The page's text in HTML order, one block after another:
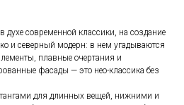
в духе современной классики, на создание
и северный модерн: в нем угадываются
плавные очертания и
фасады — это нео-классика без
для длинных вещей, нижними и